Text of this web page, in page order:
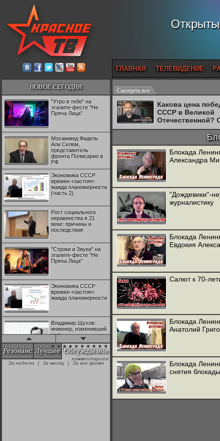
ГЛАВНАЯ ТЕЛЕВИДЕНИЕ
НОВОЕ СЕГОДНЯ
"Утро в тебе" на
эгалите-фесте "Не
Пряча Лица"
Мохаммед Фидель
Али Селем,
представитель
фронта Полисарио в
РФ
Экономика СССР
времен «застоя»:
жажда планомерности
(часть 2)
Рост социального
неравенства в 21
веке: причины и
последствия
"Строки и Звуки" на
эгалите-фесте "Не
Пряча Лица"
Экономика СССР
времен «застоя»:
жажда планомерности
Владимир Шухов:
инженер, изменивший
мир
"Аркадий Коц" на
эгалите-фесте "Не
Резонанс Лучшее Обсуждаемое
комментариев:
За неделю
| За месяц | За все время
Смотреть все
Какова цена
СССР в Великой
Отечественной?
Двуреченский о
Блокада
Александра
"Дождевики"-
журналистику
Блокада
Евдокия
Салют к 70-
Блокада
Анатолий
Блокада
снятия блокады